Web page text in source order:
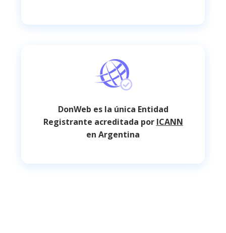
DonWeb es la única Entidad
Registrante acreditada por ICANN
en Argentina